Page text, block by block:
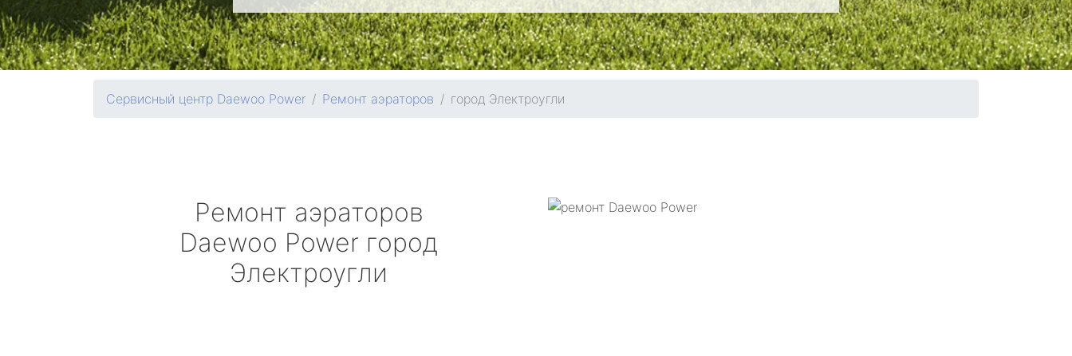
Сервисный центр Daewoo Power Ремонт аэраторов город Электроугли
Ремонт аэраторов
Daewoo Power город
Электроугли